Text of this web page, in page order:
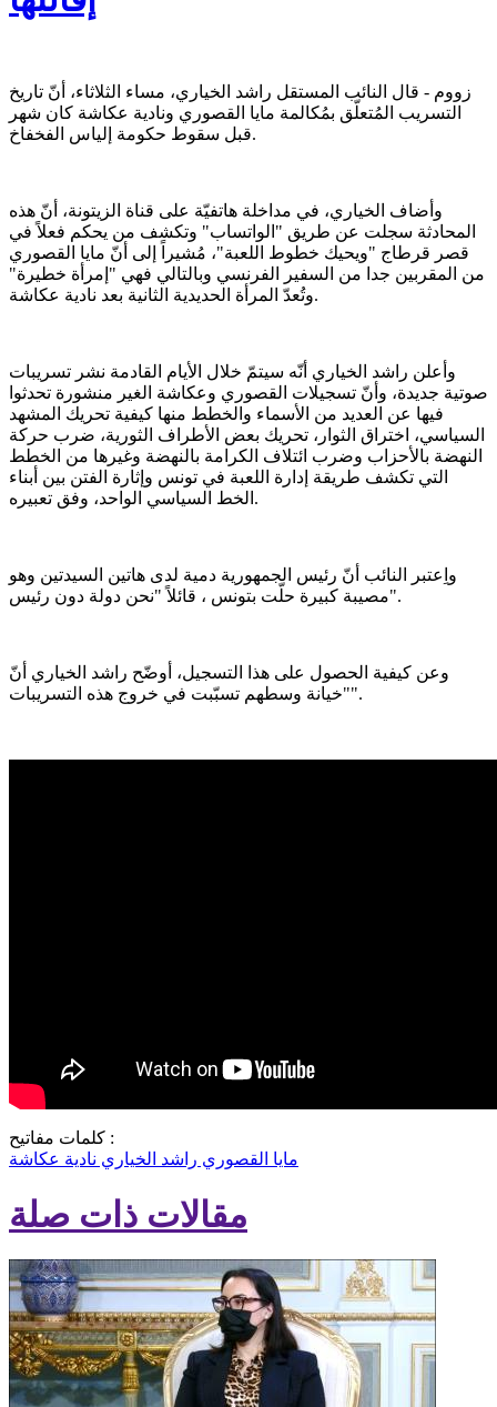
زووم - قال النائب المستقل راشد الخياري، مساء الثلاثاء، أنّ تاريخ
التسريب المُتعلّق بمُكالمة مايا القصوري ونادية عكاشة كان شهر
قبل سقوط حكومة إلياس الفخفاخ.
وأضاف الخياري، في مداخلة هاتفيّة على قناة الزيتونة، أنّ هذه
المحادثة سجلت عن طريق "الواتساب" وتكشف من يحكم فعلاً في
قصر قرطاج "ويحيك خطوط اللعبة"، مُشيراً إلى أنّ مايا القصوري
من المقربين جدا من السفير الفرنسي وبالتالي فهي "إمرأة خطيرة"
وتُعدّ المرأة الحديدية الثانية بعد نادية عكاشة.
وأعلن راشد الخياري أنّه سيتمّ خلال الأيام القادمة نشر تسريبات
صوتية جديدة، وأنّ تسجيلات القصوري وعكاشة الغير منشورة تحدثوا
فيها عن العديد من الأسماء والخطط منها كيفية تحريك المشهد
السياسي، اختراق الثوار، تحريك بعض الأطراف الثورية، ضرب حركة
النهضة بالأحزاب وضرب ائتلاف الكرامة بالنهضة وغيرها من الخطط
التي تكشف طريقة إدارة اللعبة في تونس وإثارة الفتن بين أبناء
الخط السياسي الواحد، وفق تعبيره.
واِعتبر النائب أنّ رئيس الجمهورية دمية لدى هاتين السيدتين وهو
مصيبة كبيرة حلّت بتونس ، قائلاً "نحن دولة دون رئيس".
وعن كيفية الحصول على هذا التسجيل، أوضّح راشد الخياري أنّ
"خيانة وسطهم تسبّبت في خروج هذه التسريبات".
كلمات مفاتيح :
مايا القصوري راشد الخياري نادية عكاشة
مقالات ذات صلة